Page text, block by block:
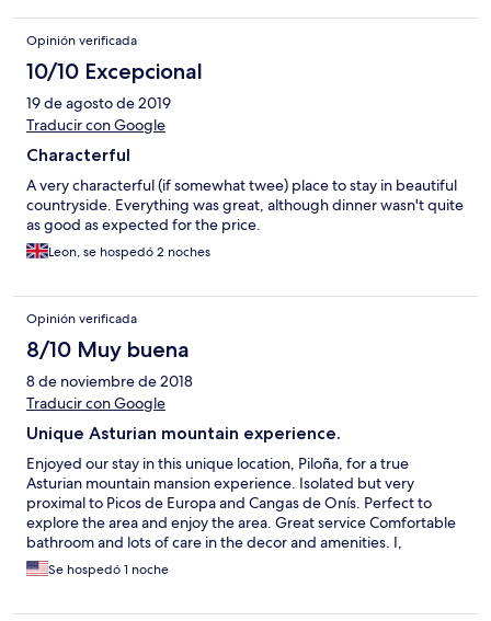
Opinión verificada
10/10 Excepcional
19 de agosto de 2019
Traducir con Google
Characterful
A very characterful (if somewhat twee) place to stay in beautiful
countryside. Everything was great, although dinner wasn't quite
as good as expected for the price.
Leon, se hospedó 2 noches
Opinión verificada
8/10 Muy buena
8 de noviembre de 2018
Traducir con Google
Unique Asturian mountain experience.
Enjoyed our stay in this unique location, Piloña, for a true
Asturian mountain mansion experience. Isolated but very
proximal to Picos de Europa and Cangas de Onís. Perfect to
explore the area and enjoy the area. Great service Comfortable
bathroom and lots of care in the decor and amenities. I,
personally, didn’t love the antique doll and antique furniture
decor, but understand the intent of expressing the flavor of the
Se hospedó 1 noche